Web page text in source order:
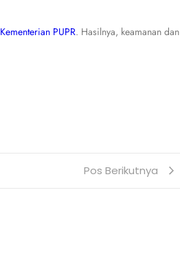
Kementerian PUPR. Hasilnya, keamanan dan
Pos Berikutnya